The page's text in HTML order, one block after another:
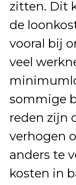
zitten. Dit
de
vooral bij
veel
sommige
reden zijn
verhogen
anders te
kosten in